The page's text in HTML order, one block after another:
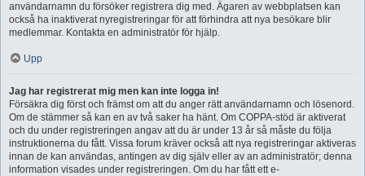
användarnamn du försöker registrera dig med. Ägaren av webbplatsen kan
också ha inaktiverat nyregistreringar för att förhindra att nya besökare blir
medlemmar. Kontakta en administratör för hjälp.
Upp
Jag har registrerat mig men kan inte logga in!
Försäkra dig först och främst om att du anger rätt användarnamn och lösenord.
Om de stämmer så kan en av två saker ha hänt. Om COPPA-stöd är aktiverat
och du under registreringen angav att du är under 13 år så måste du följa
instruktionerna du fått. Vissa forum kräver också att nya registreringar aktiveras
innan de kan användas, antingen av dig själv eller av an administratör; denna
information visades under registreringen. Om du har fått ett e-